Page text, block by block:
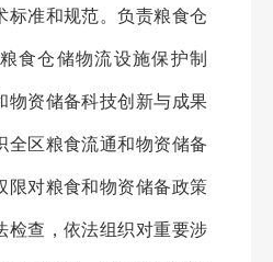
标准和规范。负责粮食仓
食仓储物流设施保护制
物资储备科技创新与成果
全区粮食流通和物资储备
限对粮食和物资储备政策
检查，依法组织对重要涉